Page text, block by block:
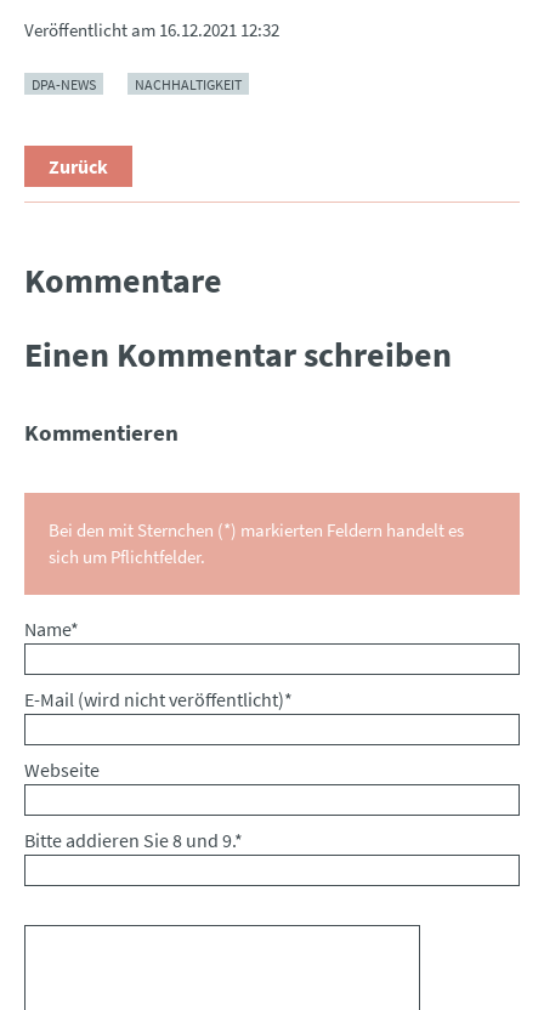
Veröffentlicht am 16.12.2021 12:32
DPA-NEWS NACHHALTIGKEIT
Zurück
Kommentare
Einen Kommentar schreiben
Kommentieren
Bei den mit Sternchen (*) markierten Feldern handelt es
sich um Pflichtfelder.
Pflichtfeld
Name*
Pflichtfeld
E-Mail (wird nicht veröffentlicht)*
Webseite
Bitte addieren Sie 8 und 9.*